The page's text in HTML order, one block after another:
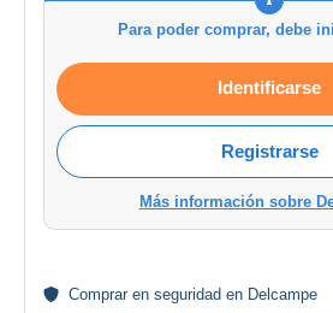
Para poder comprar, debe
Identificarse
Registrarse
Más información sobre
Comprar en seguridad en Delcampe